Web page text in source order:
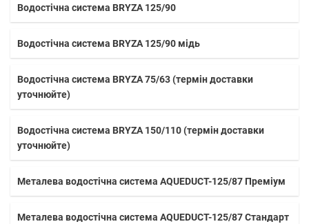
Водостічна система BRYZA 125/90
Водостічна система BRYZA 125/90 мідь
Водостічна система BRYZA 75/63 (термін доставки
уточнюйте)
Водостічна система BRYZA 150/110 (термін доставки
уточнюйте)
Металева водостічна система AQUEDUCT-125/87 Преміум
Металева водостічна система AQUEDUCT-125/87 Стандарт